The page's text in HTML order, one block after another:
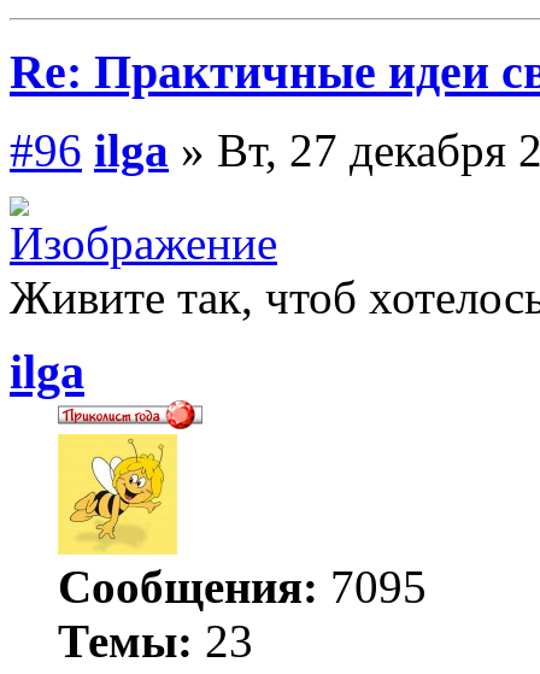
Re: Практичные идеи
#96 ilga » Вт, 27 декабря
Живите так, чтоб
ilga
Сообщения: 7095
Темы: 23